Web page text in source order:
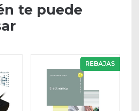
te puede
REBAJAS